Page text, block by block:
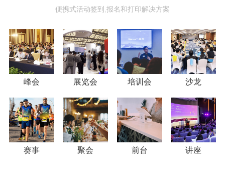
便携式活动签到,报名和打印解决方案
峰会 展览会 培训会 沙龙
赛事 聚会 前台 讲座